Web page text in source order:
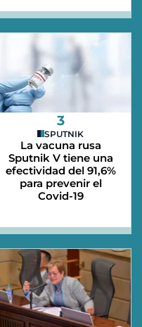
3
SPUTNIK
La vacuna rusa
Sputnik V tiene una
efectividad del 91,6%
para prevenir el
Covid-19